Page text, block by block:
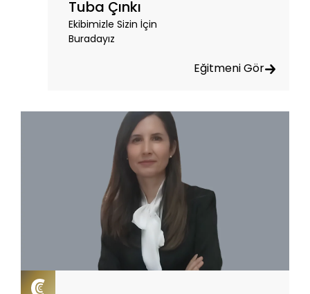
Tuba Çınkı
Ekibimizle Sizin İçin
Buradayız
Eğitmeni Gör